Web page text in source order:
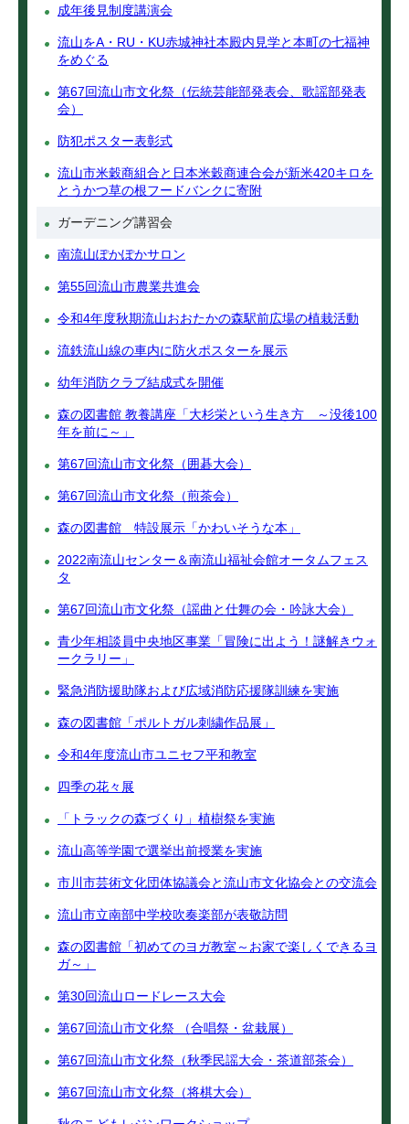
成年後見制度講演会
流山をA・RU・KU赤城神社本殿内見学と本町の七福神
をめぐる
第67回流山市文化祭（伝統芸能部発表会、歌謡部発表
会）
防犯ポスター表彰式
流山市米穀商組合と日本米穀商連合会が新米420キロを
とうかつ草の根フードバンクに寄附
ガーデニング講習会
南流山ぽかぽかサロン
第55回流山市農業共進会
令和4年度秋期流山おおたかの森駅前広場の植栽活動
流鉄流山線の車内に防火ポスターを展示
幼年消防クラブ結成式を開催
森の図書館 教養講座「大杉栄という生き方 ～没後100
年を前に～」
第67回流山市文化祭（囲碁大会）
第67回流山市文化祭（煎茶会）
森の図書館 特設展示「かわいそうな本」
2022南流山センター＆南流山福祉会館オータムフェス
タ
第67回流山市文化祭（謡曲と仕舞の会・吟詠大会）
青少年相談員中央地区事業「冒険に出よう！謎解きウォ
ークラリー」
緊急消防援助隊および広域消防応援隊訓練を実施
森の図書館「ポルトガル刺繍作品展」
令和4年度流山市ユニセフ平和教室
四季の花々展
「トラックの森づくり」植樹祭を実施
流山高等学園で選挙出前授業を実施
市川市芸術文化団体協議会と流山市文化協会との交流会
流山市立南部中学校吹奏楽部が表敬訪問
森の図書館「初めてのヨガ教室～お家で楽しくできるヨ
ガ～」
第30回流山ロードレース大会
第67回流山市文化祭 （合唱祭・盆栽展）
第67回流山市文化祭（秋季民謡大会・茶道部茶会）
第67回流山市文化祭（将棋大会）